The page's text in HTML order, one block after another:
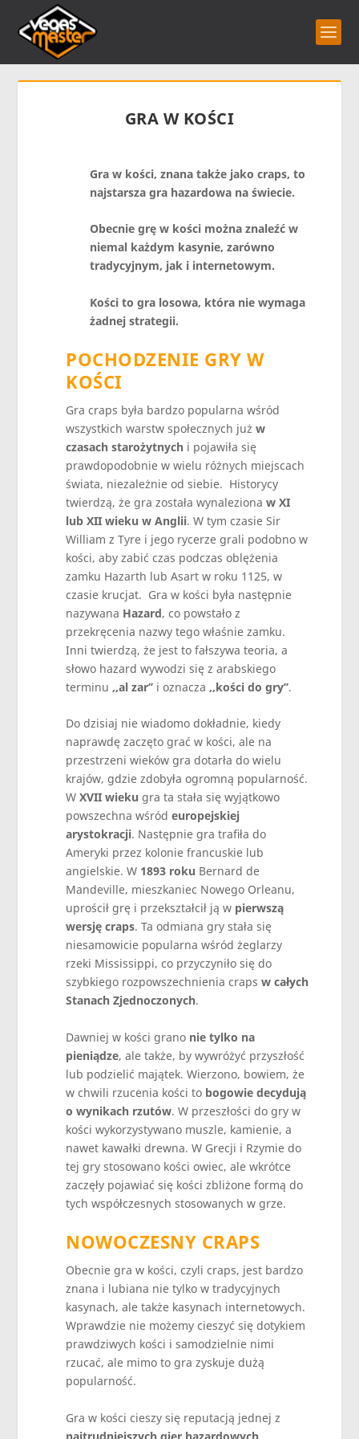
GRA W KOŚCI
Gra w kości, znana także jako craps, to
najstarsza gra hazardowa na świecie.
Obecnie grę w kości można znaleźć w
niemal każdym kasynie, zarówno
tradycyjnym, jak i internetowym.
Kości to gra losowa, która nie wymaga
żadnej strategii.
POCHODZENIE GRY W
KOŚCI
Gra craps była bardzo popularna wśród
wszystkich warstw społecznych jużw
czasach starożytnych i pojawiła się
prawdopodobnie w wielu różnych miejscach
świata, niezależnie od siebie. Historycy
twierdzą, że gra została wynalezionaw XI
lub XII wieku w Anglii. W tym czasie Sir
William z Tyre i jego rycerze grali podobno w
kości, aby zabić czas podczas oblężenia
zamku Hazarth lub Asart w roku 1125, w
czasie krucjat. Gra w kości była następnie
nazywana Hazard, co powstało z
przekręcenia nazwy tego właśnie zamku.
Inni twierdzą, że jest to fałszywa teoria, a
słowo hazard wywodzi się z arabskiego
terminu,,al zar’’ i oznacza,,kości do gry’’.
Do dzisiaj nie wiadomo dokładnie, kiedy
naprawdę zaczęto grać w kości, ale na
przestrzeni wieków gra dotarła do wielu
krajów, gdzie zdobyła ogromną popularność.
WXVII wieku gra ta stała się wyjątkowo
powszechna wśródeuropejskiej
arystokracji. Następnie gra trafiła do
Ameryki przez kolonie francuskie lub
angielskie. W 1893 roku Bernard de
Mandeville, mieszkaniec Nowego Orleanu,
uprościł grę i przekształcił ją w pierwszą
wersję craps. Ta odmiana gry stała się
niesamowicie popularna wśród żeglarzy
rzeki Mississippi, co przyczyniło się do
szybkiego rozpowszechnienia crapsw całych
Stanach Zjednoczonych.
Dawniej w kości grano nie tylko na
pieniądze, ale także, by wywróżyć przyszłość
lub podzielić majątek. Wierzono, bowiem, że
w chwili rzucenia kości to bogowie decydują
o wynikach rzutów. W przeszłości do gry w
kości wykorzystywano muszle, kamienie, a
nawet kawałki drewna. W Grecji i Rzymie do
tej gry stosowano kości owiec, ale wkrótce
zaczęły pojawiać się kości zbliżone formą do
tych współczesnych stosowanych w grze.
NOWOCZESNY CRAPS
Obecnie gra w kości, czyli craps, jest bardzo
znana i lubiana nie tylko w tradycyjnych
kasynach, ale także kasynach internetowych.
Wprawdzie nie możemy cieszyć się dotykiem
prawdziwych kości i samodzielnie nimi
rzucać, ale mimo to gra zyskuje dużą
popularność.
Gra w kości cieszy się reputacją jednej z
najtrudniejszych gier hazardowych